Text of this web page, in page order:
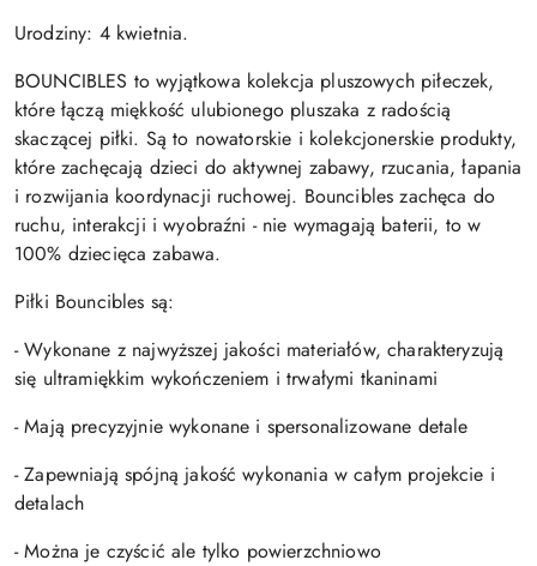
Urodziny: 4 kwietnia.
BOUNCIBLES to wyjątkowa kolekcja pluszowych piłeczek,
które łączą miękkość ulubionego pluszaka z radością
skaczącej piłki. Są to nowatorskie i kolekcjonerskie produkty,
które zachęcają dzieci do aktywnej zabawy, rzucania, łapania
i rozwijania koordynacji ruchowej. Bouncibles zachęca do
ruchu, interakcji i wyobraźni - nie wymagają baterii, to w
100% dziecięca zabawa.
Piłki Bouncibles są:
- Wykonane z najwyższej jakości materiałów, charakteryzują
się ultramiękkim wykończeniem i trwałymi tkaninami
- Mają precyzyjnie wykonane i spersonalizowane detale
- Zapewniają spójną jakość wykonania w całym projekcie i
detalach
- Można je czyścić ale tylko powierzchniowo